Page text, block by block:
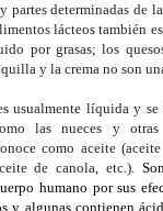
partes determinadas de
lácteos también
por grasas; los
y la crema no son
usualmente líquida y se
las nueces y otras
como aceite
de canola, etc.).
humano por sus
y algunas contienen